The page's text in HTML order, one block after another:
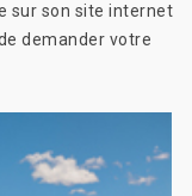
sur son site internet
demander votre